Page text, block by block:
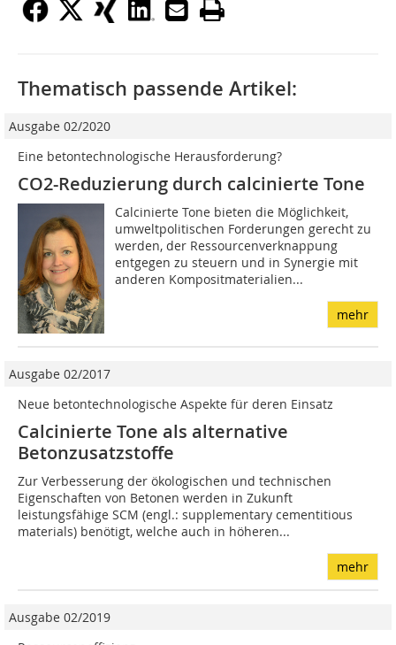
Thematisch passende Artikel:
Ausgabe 02/2020
Eine betontechnologische Herausforderung?
CO2-Reduzierung durch calcinierte Tone
Calcinierte Tone bieten die Möglichkeit,
umweltpolitischen Forderungen gerecht zu
werden, der Ressourcenverknappung
entgegen zu steuern und in Synergie mit
anderen Kompositmaterialien...
mehr
Ausgabe 02/2017
Neue betontechnologische Aspekte für deren Einsatz
Calcinierte Tone als alternative
Betonzusatzstoffe
Zur Verbesserung der ökologischen und technischen
Eigenschaften von Betonen werden in Zukunft
leistungsfähige SCM (engl.: supplementary cementitious
materials) benötigt, welche auch in höheren...
mehr
Ausgabe 02/2019